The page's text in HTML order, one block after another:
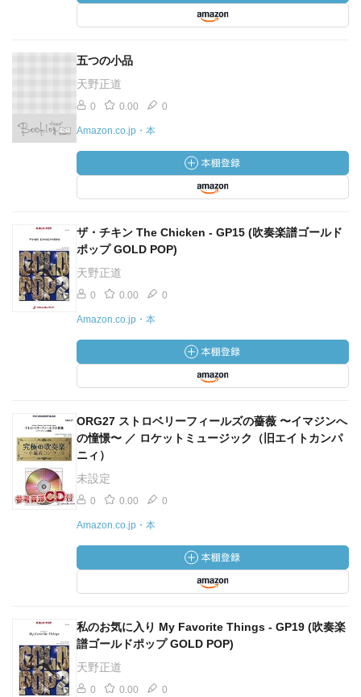
五つの小品
天野正道
0 0.00 0
Amazon.co.jp・本
ザ・チキン The Chicken - GP15 (吹奏楽譜ゴールド
ポップ GOLD POP)
天野正道
0 0.00 0
Amazon.co.jp・本
ORG27 ストロベリーフィールズの薔薇 〜イマジンへ
の憧憬〜 ／ ロケットミュージック（旧エイトカンパ
ニィ）
未設定
0 0.00 0
Amazon.co.jp・本
私のお気に入り My Favorite Things - GP19 (吹奏楽
譜ゴールドポップ GOLD POP)
天野正道
0 0.00 0